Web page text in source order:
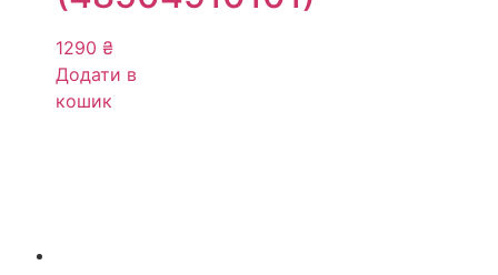
1290 ₴
Додати в
кошик